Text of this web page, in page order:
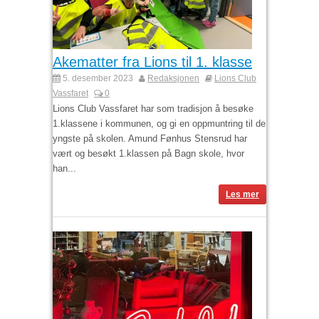
Akematter fra Lions til 1. klasse
5. desember 2023 Redaksjonen
Lions Club
Vassfaret
0
Lions Club Vassfaret har som tradisjon å besøke
1.klassene i kommunen, og gi en oppmuntring til de
yngste på skolen. Amund Fønhus Stensrud har
vært og besøkt 1.klassen på Bagn skole, hvor
han...
Les mer